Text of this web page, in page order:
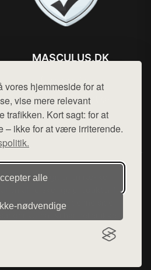
vores hjemmeside for at
vise mere relevant
trafikken. Kort sagt: for at
– ikke for at være irriterende.
alle
MASCULUS.DK
Mail: hej@want.dk
Cookie- og privatlivspolitik
der udgiver en række
af forskellige produkter fra
ikke varer fra denne side - vi
varen. Vi har heller ikke